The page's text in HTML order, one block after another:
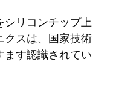
リコンチップ上
スは、国家技術
す認識されてい